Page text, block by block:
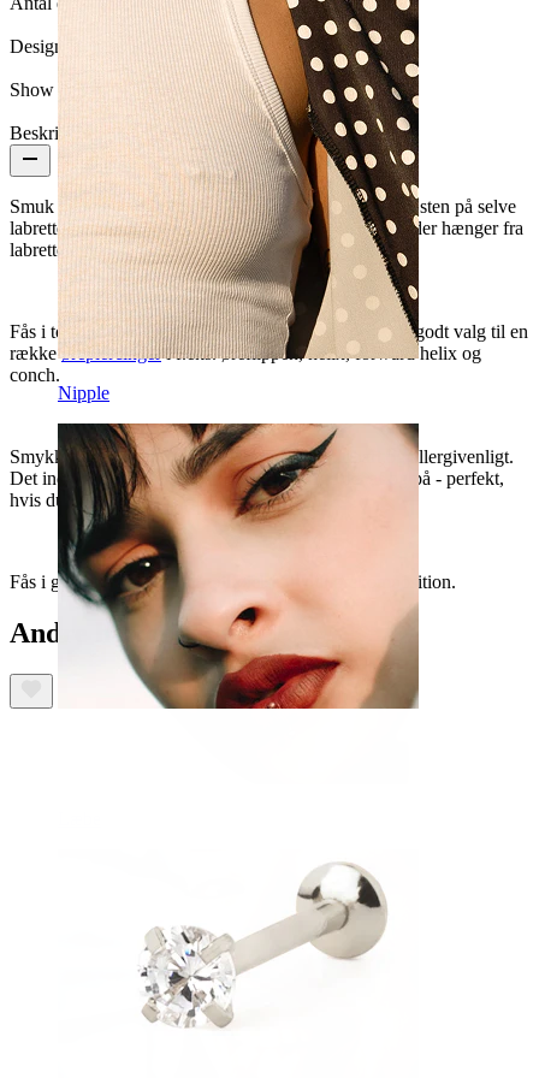
Nipple
Design Height: 10,7 mm
Show pair option: Ja
Beskrivelse
Smuk titaniumlabret med to sten - en rund bezel-fattet sten på selve
labretten og så en marquise-skåret sten i et vedhæng, der hænger fra
labretten i to bittesmå ringe.
Fås i to stavlængder, 6 mm og 8 mm, og er således et godt valg til en
rækkeørepiercingeri f.eks. øreflippen, helix, forward helix og
conch.
Smykket er lavet af titanium, der gør det holdbart og allergivenligt.
Det indvendige gevind gør det nemt at tage det af og på - perfekt,
hvis du godt kan lide at skifte smykker ofte.
Fås i guld og sølv, en skøn tilføjelse til din ørekomposition.
Andre har også købt